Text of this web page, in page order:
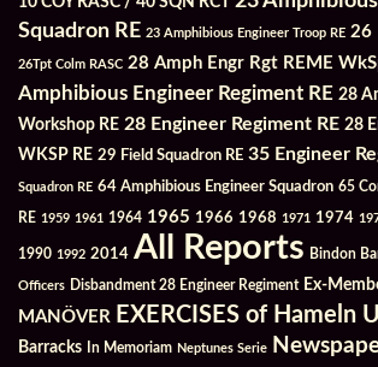
Squadron RE 23 Amphibious Engineer Troop RE 26
26Tpt Colm RASC 28 Amph Engr Rgt REME
Amphibious Engineer Regiment RE 28
Workshop RE 28 Engineer Regiment RE 28
WKSP RE 29 Field Squadron RE 35 Engineer
Squadron RE 64 Amphibious Engineer Squadron 65
RE 1959 1961 1964 1965 1966 1968 1971 1974
1990 1992 2014 All Reports Bindon
Officers Disbandment 28 Engineer Regiment Ex-
MANÖVER EXERCISES of Hameln
Barracks
In Memoriam Neptunes Serie